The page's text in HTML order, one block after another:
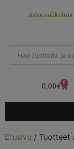
Koko valikoima
0,00€ 0
Etusivu / Tuotteet